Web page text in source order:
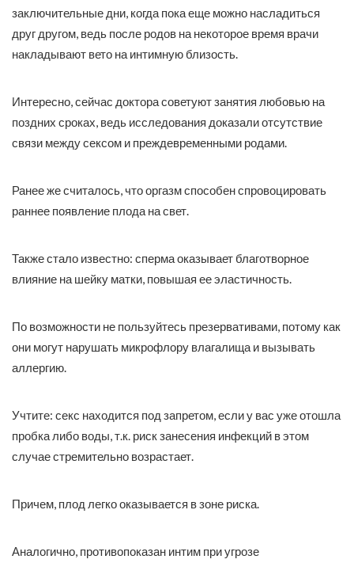
заключительные дни, когда пока еще можно насладиться
друг другом, ведь после родов на некоторое время врачи
накладывают вето на интимную близость.
Интересно, сейчас доктора советуют занятия любовью на
поздних сроках, ведь исследования доказали отсутствие
связи между сексом и преждевременными родами.
Ранее же считалось, что оргазм способен спровоцировать
раннее появление плода на свет.
Также стало известно: сперма оказывает благотворное
влияние на шейку матки, повышая ее эластичность.
По возможности не пользуйтесь презервативами, потому как
они могут нарушать микрофлору влагалища и вызывать
аллергию.
Учтите: секс находится под запретом, если у вас уже отошла
пробка либо воды, т.к. риск занесения инфекций в этом
случае стремительно возрастает.
Причем, плод легко оказывается в зоне риска.
Аналогично, противопоказан интим при угрозе